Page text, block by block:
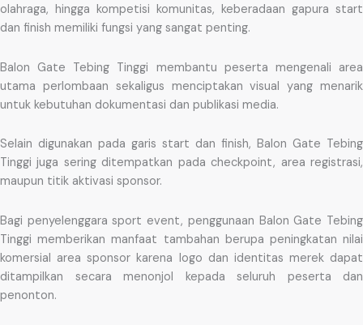
olahraga, hingga kompetisi komunitas, keberadaan gapura start
dan finish memiliki fungsi yang sangat penting.
Balon Gate Tebing Tinggi membantu peserta mengenali area
utama perlombaan sekaligus menciptakan visual yang menarik
untuk kebutuhan dokumentasi dan publikasi media.
Selain digunakan pada garis start dan finish, Balon Gate Tebing
Tinggi juga sering ditempatkan pada checkpoint, area registrasi,
maupun titik aktivasi sponsor.
Bagi penyelenggara sport event, penggunaan Balon Gate Tebing
Tinggi memberikan manfaat tambahan berupa peningkatan nilai
komersial area sponsor karena logo dan identitas merek dapat
ditampilkan secara menonjol kepada seluruh peserta dan
penonton.